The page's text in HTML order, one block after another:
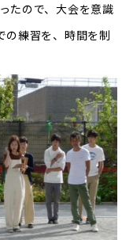
たので、大会を意識
の練習を、時間を制